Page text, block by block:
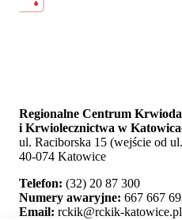
Regionalne Centrum
i Krwiolecznictwa w
ul. Raciborska 15 (wejście od
40-074 Katowice
Telefon: (32) 20 87 300
Numery awaryjne: 667 667
Email: rckik@rckik-katowice.pl